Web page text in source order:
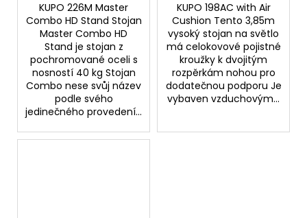
KUPO 226M Master
Combo HD Stand Stojan
Master Combo HD
Stand je stojan z
pochromované oceli s
nosností 40 kg Stojan
Combo nese svůj název
podle svého
jedinečného provedení...
KUPO 198AC with Air
Cushion Tento 3,85m
vysoký stojan na světlo
má celokovové pojistné
kroužky k dvojitým
rozpěrkám nohou pro
dodatečnou podporu Je
vybaven vzduchovým...